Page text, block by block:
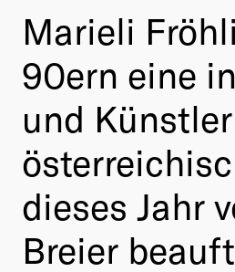
Marieli
90ern eine
und
dieses Jahr
Breier